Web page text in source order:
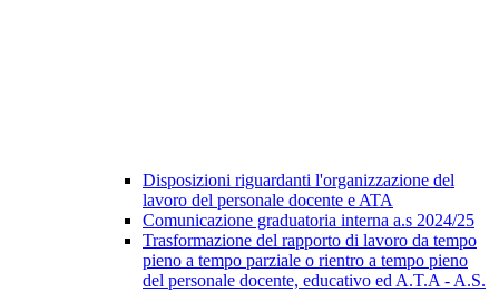
Disposizioni riguardanti l'organizzazione del
lavoro del personale docente e ATA
Comunicazione graduatoria interna a.s 2024/25
Trasformazione del rapporto di lavoro da tempo
pieno a tempo parziale o rientro a tempo pieno
del personale docente, educativo ed A.T.A - A.S.